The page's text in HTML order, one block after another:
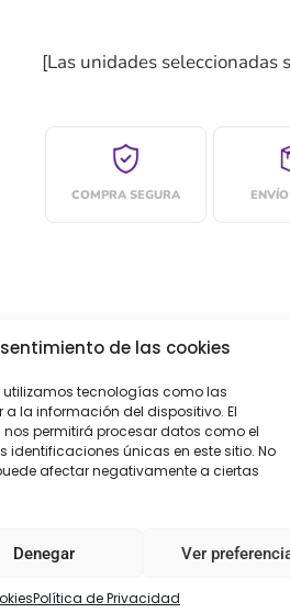
de las cookies
utilizamos tecnologías como las
la información del dispositivo. El
permitirá procesar datos como el
únicas en este sitio. No
afectar negativamente a ciertas
Denegar Ver
Política de Privacidad
[Las unidades seleccionadas
COMPRA SEGURA